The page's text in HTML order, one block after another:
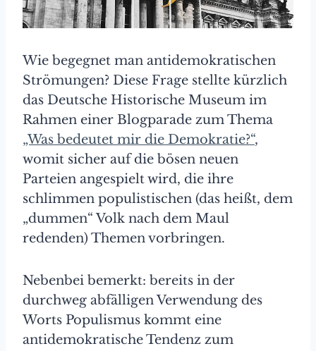
Wie begegnet man antidemokratischen
Strömungen? Diese Frage stellte kürzlich
das Deutsche Historische Museum im
Rahmen einer Blogparade zum Thema
„Was bedeutet mir die Demokratie?“,
womit sicher auf die bösen neuen
Parteien angespielt wird, die ihre
schlimmen populistischen (das heißt, dem
„dummen“ Volk nach dem Maul
redenden) Themen vorbringen.
Nebenbei bemerkt: bereits in der
durchweg abfälligen Verwendung des
Worts Populismus kommt eine
antidemokratische Tendenz zum